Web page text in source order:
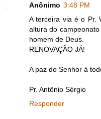
Anônimo 3:48 PM
A terceira via é o Pr.
altura do
homem de Deus.
RENOVAÇÃO JÁ!
A paz do Senhor à
Pr. Antônio Sérgio
Responder